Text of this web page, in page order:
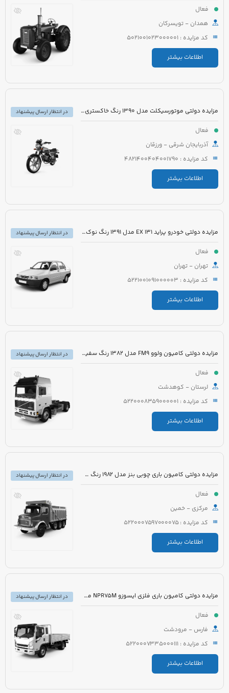
فعال
همدان - تویسرکان
کد مزایده : 5021001023000001
اطلاعات بیشتر
مزایده دولتی موتورسیکلت مدل 1390 رنگ خاکستری نوک مدادی
فعال
آذربایجان شرقی - ورزقان
کد مزایده : 4821400404001790
اطلاعات بیشتر
در انتظار ارسال پیشنهاد
مزایده دولتی خودرو پراید 131 EX مدل 1391 رنگ نوک مدادی متالیک
فعال
تهران - تهران
کد مزایده : 5221001091000003
اطلاعات بیشتر
در انتظار ارسال پیشنهاد
مزایده دولتی کامیون ولوو FM9 مدل 1382 رنگ سفید روغنی
فعال
لرستان - کوهدشت
کد مزایده : 5220008359000001
اطلاعات بیشتر
در انتظار ارسال پیشنهاد
مزایده دولتی کامیون باری چوبی بنز مدل 1982 رنگ سفید
فعال
مرکزی - خمین
کد مزایده : 5220007597000075
اطلاعات بیشتر
در انتظار ارسال پیشنهاد
مزایده دولتی کامیون باری فلزی ایسوزو NPR75M مدل 1395 رنگ سفید
فعال
فارس - مرودشت
کد مزایده : 5220007335000111
اطلاعات بیشتر
در انتظار ارسال پیشنهاد